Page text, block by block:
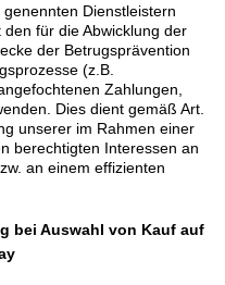
Dienstleistern
für die Abwicklung der
der Betrugsprävention
(z.B.
Zahlungen,
Dies dient gemäß Art.
unserer im Rahmen einer
berechtigten Interessen an
an einem effizienten
bei Auswahl von Kauf auf